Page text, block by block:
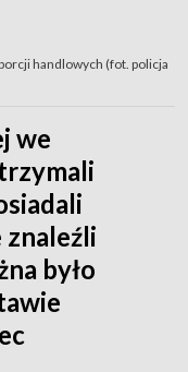
handlowych (fot. policja
we
znaleźli
było